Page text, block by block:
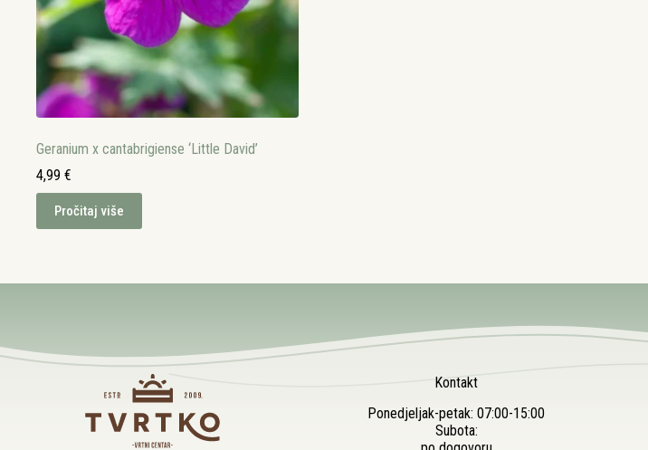
Geranium x cantabrigiense ‘Little David’
4,99 €
Pročitaj više
Kontakt
Ponedjeljak-petak: 07:00-15:00
Subota: